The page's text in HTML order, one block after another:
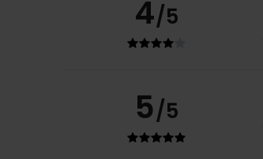
4/5
5/5